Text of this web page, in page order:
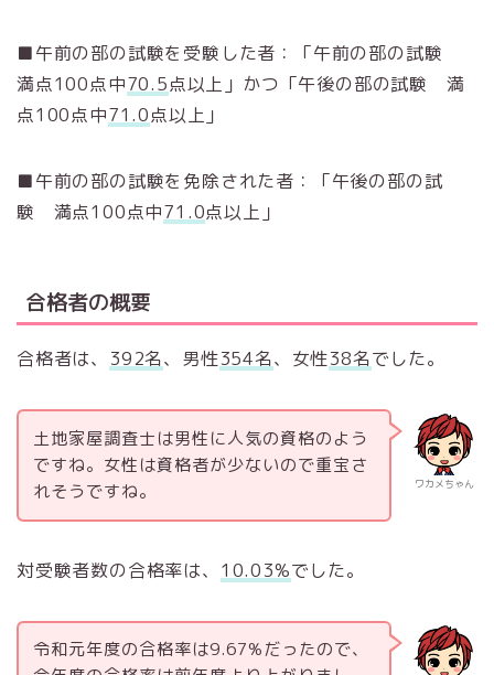
■午前の部の試験を受験した者：「午前の部の試験
満点100点中70.5点以上」かつ「午後の部の試験 満
点100点中71.0点以上」
■午前の部の試験を免除された者：「午後の部の試
験 満点100点中71.0点以上」
合格者の概要
合格者は、 392名、男性354名、女性38名でした。
ワカメちゃん
土地家屋調査士は男性に人気の資格のよう
ですね。女性は資格者が少ないので重宝さ
れそうですね。
対受験者数の合格率は、 10.03%でした。
令和元年度の合格率は9.67%だったので、